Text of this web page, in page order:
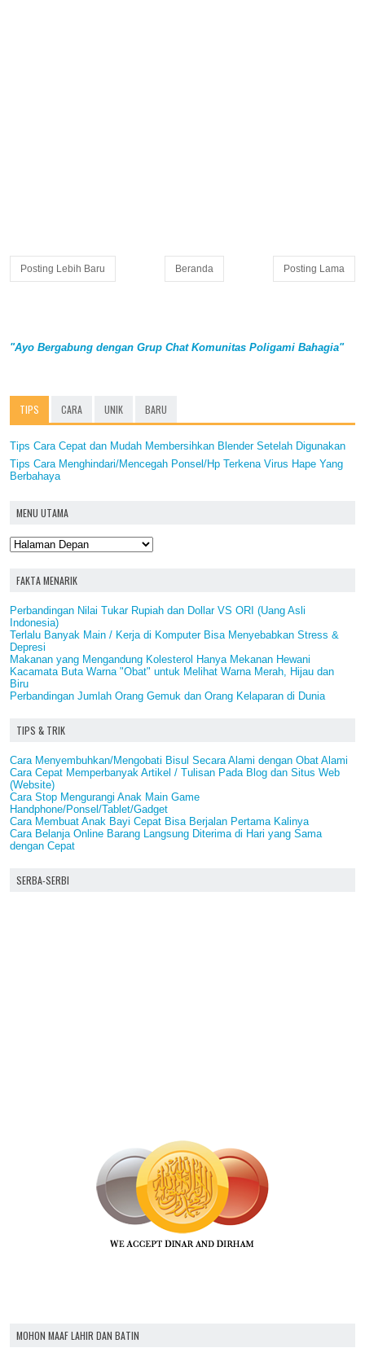
Posting Lebih Baru Posting Lama
Beranda
"Ayo Bergabung dengan Grup Chat Komunitas Poligami Bahagia"
TIPS CARA UNIK BARU
Tips Cara Cepat dan Mudah Membersihkan Blender Setelah Digunakan
Tips Cara Menghindari/Mencegah Ponsel/Hp Terkena Virus Hape Yang
Berbahaya
MENU UTAMA
FAKTA MENARIK
Perbandingan Nilai Tukar Rupiah dan Dollar VS ORI (Uang Asli
Indonesia)
Terlalu Banyak Main / Kerja di Komputer Bisa Menyebabkan Stress &
Depresi
Makanan yang Mengandung Kolesterol Hanya Mekanan Hewani
Kacamata Buta Warna "Obat" untuk Melihat Warna Merah, Hijau dan
Biru
Perbandingan Jumlah Orang Gemuk dan Orang Kelaparan di Dunia
TIPS & TRIK
Cara Menyembuhkan/Mengobati Bisul Secara Alami dengan Obat Alami
Cara Cepat Memperbanyak Artikel / Tulisan Pada Blog dan Situs Web
(Website)
Cara Stop Mengurangi Anak Main Game
Handphone/Ponsel/Tablet/Gadget
Cara Membuat Anak Bayi Cepat Bisa Berjalan Pertama Kalinya
Cara Belanja Online Barang Langsung Diterima di Hari yang Sama
dengan Cepat
SERBA-SERBI
MOHON MAAF LAHIR DAN BATIN